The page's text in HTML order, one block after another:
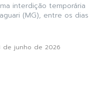
interdição temporária
(MG), entre os dias
de junho de 2026